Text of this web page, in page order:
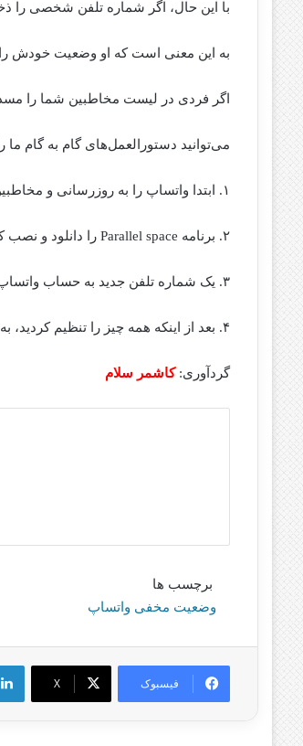
با این حال، اگر شماره تلفن شخصی را
به این معنی است که او وضعیت خودش
اگر فردی در لیست مخاطبین شما را
می‌توانید دستورالعمل‌های گام به گام
۱. ابتدا واتساپ را به روزرسانی و مخاطبین خود را نیز در تنظیمات واتساپ آپدیت کنید.
۲. برنامه Parallel space را دانلود و نصب کنید و سپس از واتساپ خارج شوید.
۳. یک شماره تلفن جدید به حساب واتساپ خود اضافه کنید.
۴. بعد از اینکه همه چیز را تنظیم کردید، به پوشه statuses بروید و وضعیت را مشاهده کنید.
گردآوری:کاشمر سلام
برچسب ها
وضعیت مخفی واتساپ
فیسبوک X